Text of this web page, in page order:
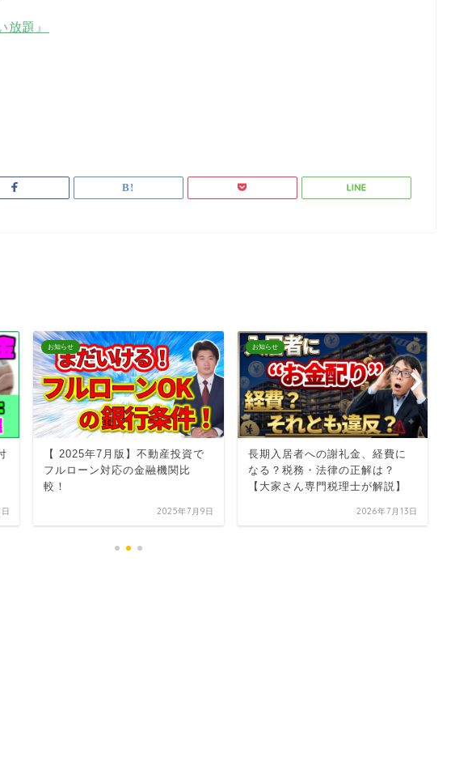
放題』
お知らせ
【 2025年7月版】不動産投資で
フルローン対応の金融機関比
較！
2025年7月9日
お知らせ
長期入居者への謝礼金、経費に
なる？税務・法律の正解は？
【大家さん専門税理士が解説】
2026年7月13日